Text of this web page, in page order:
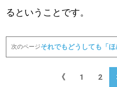
るということです。
次のページそれでもどうしても「
《 1 2